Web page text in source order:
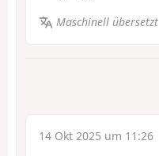
Maschinell übersetzt
14 Okt 2025 um 11:26